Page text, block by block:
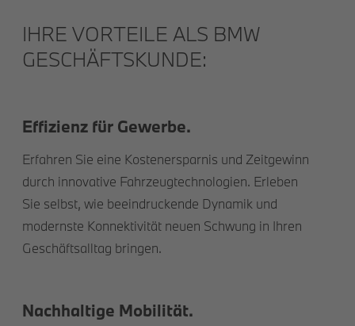
IHRE VORTEILE ALS BMW
GESCHÄFTSKUNDE:
Effizienz für Gewerbe.
Erfahren Sie eine Kostenersparnis und Zeitgewinn
durch innovative Fahrzeugtechnologien. Erleben
Sie selbst, wie beeindruckende Dynamik und
modernste Konnektivität neuen Schwung in Ihren
Geschäftsalltag bringen.
Nachhaltige Mobilität.